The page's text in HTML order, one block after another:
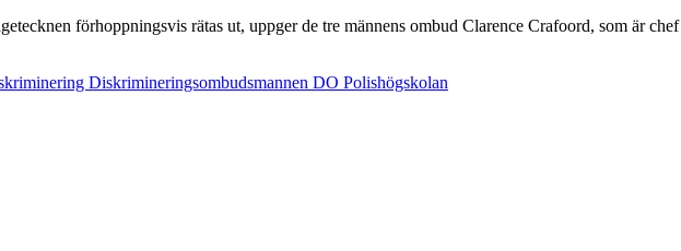
förhoppningsvis rätas ut, uppger de tre männens ombud Clarence Crafoord, som är
Diskrimineringsombudsmannen DO Polishögskolan